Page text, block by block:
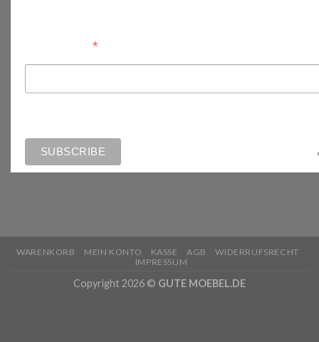
*
WARENKORB MEIN KONTO KASSE AGB
WIDERRUFSRECHT
IMPRESSUM
Copyright 2026 © GUTE MOEBEL.DE